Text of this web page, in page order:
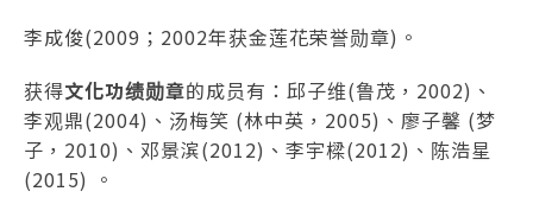
李成俊(2009；2002年获金莲花荣誉勋章)。
获得文化功绩勋章的成员有：邱子维(鲁茂，2002)、
李观鼎(2004)、汤梅笑 (林中英，2005)、廖子馨 (梦
子，2010)、邓景滨(2012)、李宇樑(2012)、陈浩星
(2015) 。